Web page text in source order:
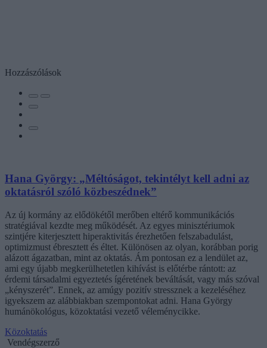
Hozzászólások
Hana György: „Méltóságot, tekintélyt kell adni az
oktatásról szóló közbeszédnek”
Az új kormány az elődökétől merőben eltérő kommunikációs
stratégiával kezdte meg működését. Az egyes minisztériumok
szintjére kiterjesztett hiperaktivitás érezhetően felszabadulást,
optimizmust ébresztett és éltet. Különösen az olyan, korábban porig
alázott ágazatban, mint az oktatás. Ám pontosan ez a lendület az,
ami egy újabb megkerülhetetlen kihívást is előtérbe rántott: az
érdemi társadalmi egyeztetés ígéretének beváltását, vagy más szóval
„kényszerét”. Ennek, az amúgy pozitív stressznek a kezeléséhez
igyekszem az alábbiakban szempontokat adni. Hana György
humánökológus, közoktatási vezető véleménycikke.
Közoktatás
Vendégszerző